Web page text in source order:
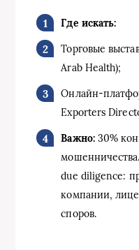
Где искать:
Торговые
Arab Health);
Онлайн-
Exporters
Важно:30%
due diligence:
компании,
споров.